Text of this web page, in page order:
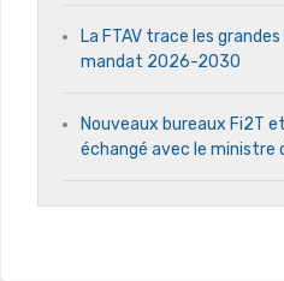
La FTAV trace les
mandat 2026-2030
Nouveaux bureaux Fi2T
échangé avec le ministre